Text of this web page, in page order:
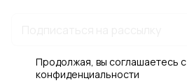
Продолжая, вы соглашаетесь с
конфиденциальности